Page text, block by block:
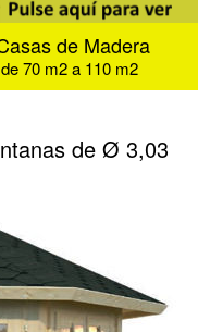
de Madera
de 70 m2 a 110 m2
de Ø 3,03